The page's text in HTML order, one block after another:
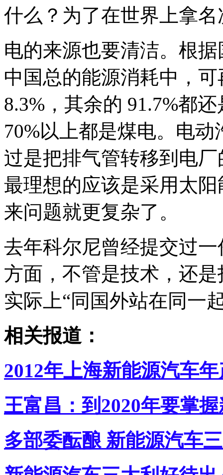
什么？为了在世界上拿名
电的来源也要清洁。根
中国总的能源消耗中，
8.3%，其余的 91.7%都
70%以上都是煤电。电
过是把排气管转移到电
最理想的应该是采用太
来问题就更复杂了。
去年科尔尼曾经提交过
方面，不管是技术，还
实际上“同国外站在同一
相关报道：
2012年上海新能源汽车
王富昌：到2020年要掌
多部委酝酿 新能源汽车